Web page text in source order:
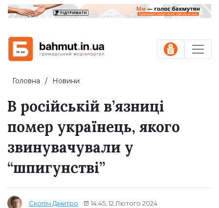
Головна Новини
В російській в’язниці
помер українець, якого
звинувачували у
“шпигунстві”
Скопіч Дмитро 14:45, 12 Лютого 2024